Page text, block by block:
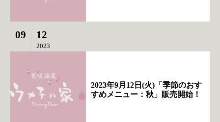
09 12
2023
2023年9月12日(火)「季節のおす
すめメニュー：秋」販売開始！